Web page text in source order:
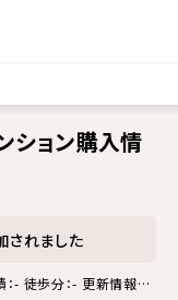
ション購入情
されました